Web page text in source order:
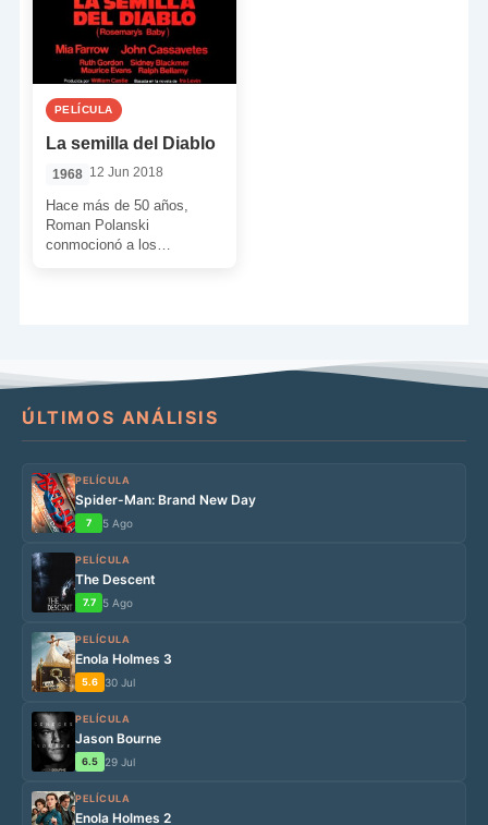
PELÍCULA
La semilla del Diablo
1968 12 Jun 2018
Hace más de 50 años,
Roman Polanski
conmocionó a los
ÚLTIMOS ANÁLISIS
PELÍCULA
Spider-Man: Brand New Day
7 5 Ago
PELÍCULA
The Descent
7.7 5 Ago
PELÍCULA
Enola Holmes 3
5.6 30 Jul
PELÍCULA
Jason Bourne
6.5 29 Jul
PELÍCULA
Enola Holmes 2